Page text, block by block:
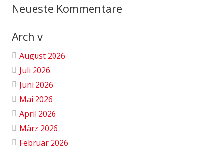
Neueste Kommentare
Archiv
August 2026
Juli 2026
Juni 2026
Mai 2026
April 2026
März 2026
Februar 2026